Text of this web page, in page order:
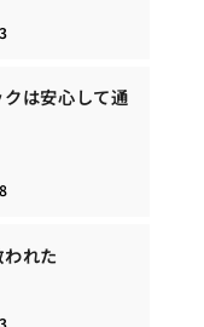
クは安心して通
れた